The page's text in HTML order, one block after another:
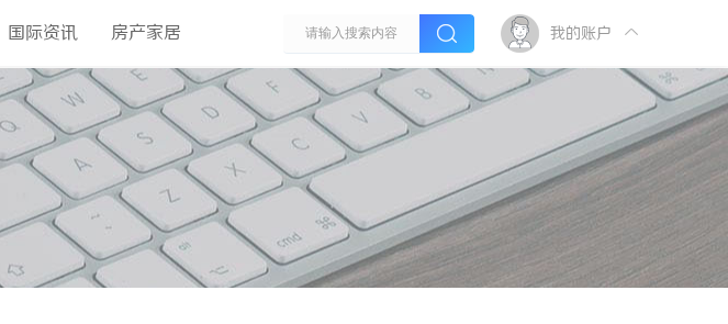
国际资讯 房产家居 我的账户